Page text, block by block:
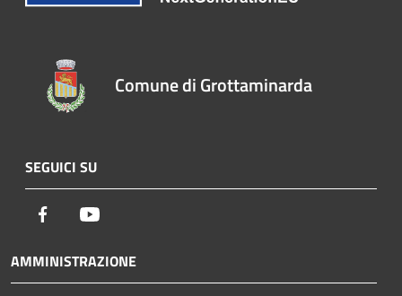
Comune di Grottaminarda
SEGUICI SU
Facebook
AMMINISTRAZIONE